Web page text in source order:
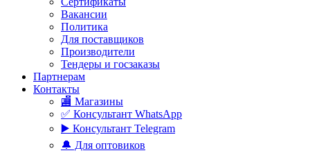
Вакансии
Политика
Для поставщиков
Производители
Тендеры и госзаказы
Партнерам
Контакты
🏬 Магазины
✅️ Консультант WhatsApp
▶️ Консультант Telegram
🔔 Для оптовиков